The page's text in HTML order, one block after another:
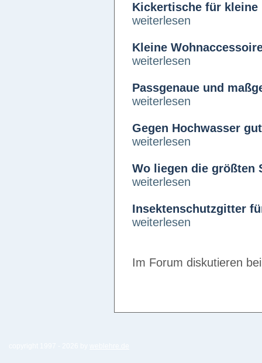
Kickertische für kleine
weiterlesen
Kleine
weiterlesen
Passgenaue und
weiterlesen
Gegen Hochwasser
weiterlesen
Wo liegen die größten
weiterlesen
Insektenschutzgitter
weiterlesen
Im Forum diskutieren